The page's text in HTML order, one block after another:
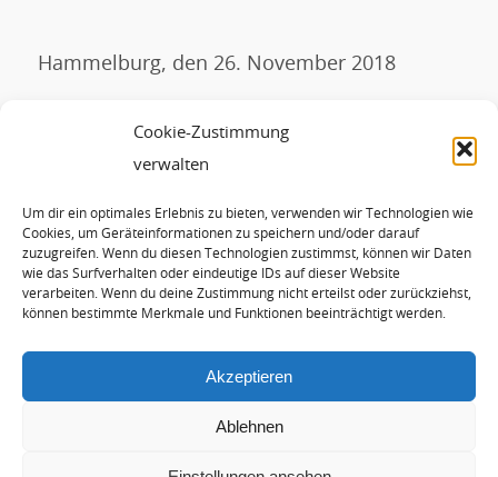
Cookie-Zustimmung
verwalten
Um dir ein optimales Erlebnis zu bieten, verwenden wir Technologien wie
Cookies, um Geräteinformationen zu speichern und/oder darauf
zuzugreifen. Wenn du diesen Technologien zustimmst, können wir Daten
wie das Surfverhalten oder eindeutige IDs auf dieser Website
verarbeiten. Wenn du deine Zustimmung nicht erteilst oder zurückziehst,
können bestimmte Merkmale und Funktionen beeinträchtigt werden.
Akzeptieren
Ablehnen
Hammelburg, den 26. November 2018
Schlagworte: e.On
Eintrag teilen